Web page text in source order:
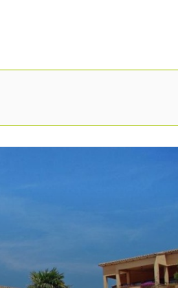
viatgers i dona arguments a les
l’Estat no té competència per crear-lo
manera de descobrir Eivissa